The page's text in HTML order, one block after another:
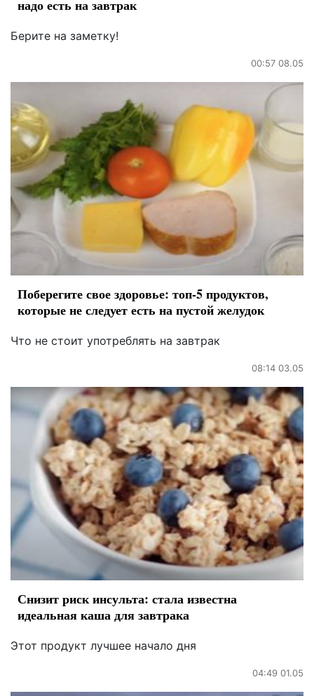
надо есть на завтрак
Берите на заметку!
00:57 08.05
Поберегите свое здоровье: топ-5 продуктов,
которые не следует есть на пустой желудок
Что не стоит употреблять на завтрак
08:14 03.05
Снизит риск инсульта: стала известна
идеальная каша для завтрака
Этот продукт лучшее начало дня
04:49 01.05